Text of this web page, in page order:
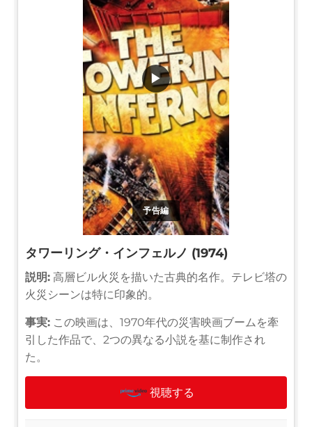
予告編
▶
タワーリング・インフェルノ (1974)
説明: 高層ビル火災を描いた古典的名作。テレビ塔の
火災シーンは特に印象的。
事実: この映画は、1970年代の災害映画ブームを牽
引した作品で、2つの異なる小説を基に制作され
た。
視聴する